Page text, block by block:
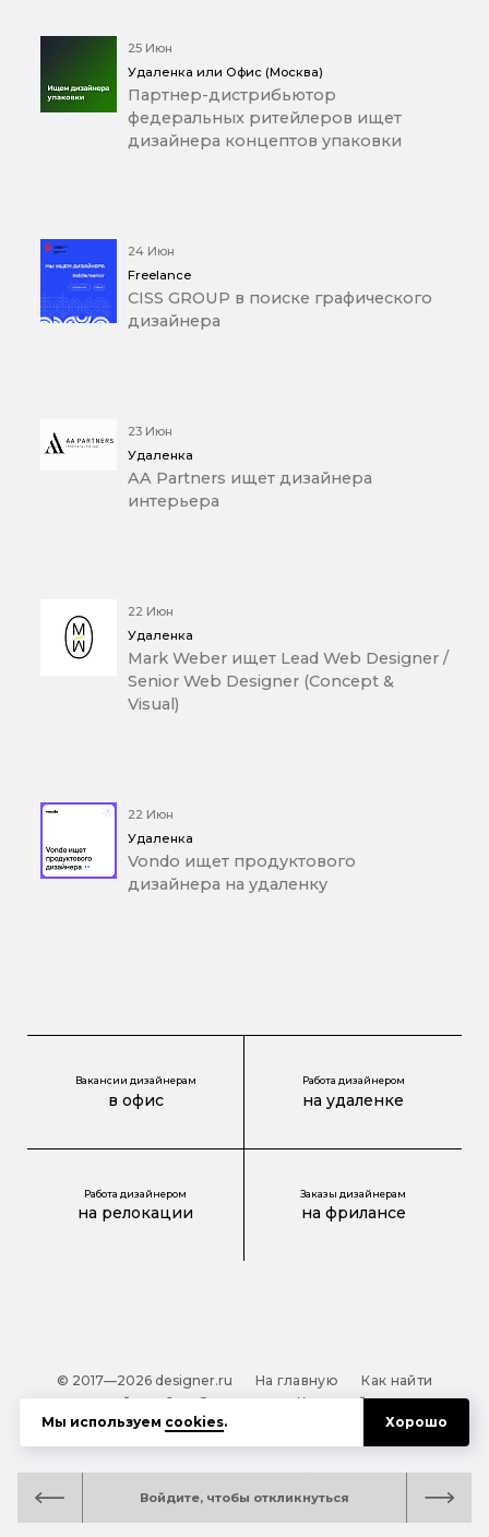
Войдите, чтобы откликнуться
25 Июн
Удаленка или Офис (Москва)
Партнер-дистрибьютор
федеральных ритейлеров ищет
дизайнера концептов упаковки
24 Июн
Freelance
CISS GROUP в поиске графического
дизайнера
23 Июн
Удаленка
AA Partners ищет дизайнера
интерьера
22 Июн
Удаленка
Mark Weber ищет Lead Web Designer /
Senior Web Designer (Concept &
Visual)
22 Июн
Удаленка
Vondo ищет продуктового
дизайнера на удаленку
Вакансии дизайнерам
в офис
Работа дизайнером
на удаленке
Работа дизайнером
на релокации
Заказы дизайнерам
на фрилансе
© 2017—2026 designer.ru На главную
Как найти
дизайнера?
О проекте
Карта сайта
Обработка персональных данных
Файлы cookie
руководство для тех, кто заказывает дизайн
Мы используем cookies. Хорошо